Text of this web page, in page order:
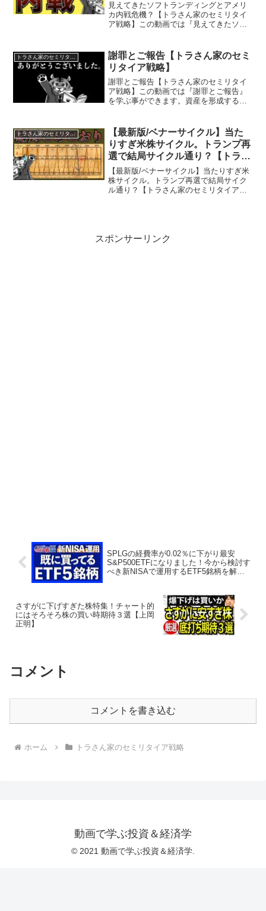
見えてきたソフトランディングとアメリ
カ内戦危機？【トラさん家のセミリタイ
ア戦略】この動画では『見えてきたソフ
とで、人生の選択肢を広げたい。そし
て、同じような志をもつ方に...
トラさん家のセミリタイア戦略
謝罪とご報告【トラさん家のセミ
リタイア戦略】
謝罪とご報告【トラさん家のセミリタイ
ア戦略】この動画では『謝罪とご報告』
を学ぶ事ができます。資産を形成するこ
を届けたい。そんな思いから、【トラさ
ん家のセミリタイア戦略】チ...
トラさん家のセミリタイア戦略
【最新版/ベナーサイクル】当た
りすぎ米株サイクル。トランプ再
選で結局サイクル通り？【トラさ
ん家のセミリタイア戦略】
【最新版/ベナーサイクル】当たりすぎ米
株サイクル。トランプ再選で結局サイク
ル通り？【トラさん家のセミリタイア戦
スポンサーリンク
SPLGの経費率が0.02％に下がり最安
S&P500ETFになりました！今から検討す
べき新NISAで運用するETF5銘柄を解説
さすがに下げすぎた株特集！チャート的
にはそろそろ株の買い時期待３選【上岡
正明】
コメント
コメントを書き込む
ホーム トラさん家のセミリタイア戦略
動画で学ぶ投資＆経済学
© 2021 動画で学ぶ投資＆経済学.